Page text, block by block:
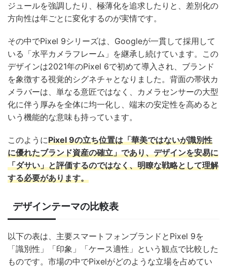
ジュールを強調したり、極薄化を追求したりと、差別化の
方向性は年ごとに変化するのが実情です。
その中でPixel 9シリーズは、Googleが一貫して採用して
いる「水平カメラフレーム」を継承し続けています。この
デザインは2021年のPixel 6で初めて導入され、ブランド
を象徴する視覚的シグネチャとなりました。背面の帯状カ
メラバーは、単なる意匠ではなく、カメラセンサーの大型
化に伴う厚みを全体に均一化し、端末の安定性を高めると
いう機能的な意味も持っています。
このようにPixel 9の立ち位置は「華美ではないが識別性
に優れたブランド資産の確立」であり、デザインを安易に
「ダサい」と評価するのではなく、明瞭な戦略として理解
する必要があります。
デザインテーマの比較表
以下の表は、主要スマートフォンブランドとPixel 9を
「識別性」「印象」「ケース適性」という観点で比較した
ものです。市場の中でPixelがどのような立場を占めてい